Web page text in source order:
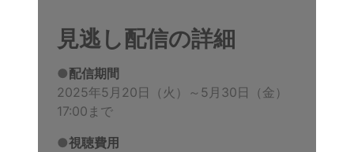
見逃し配信の詳細
●配信期間
2025年5月20日（火）～5月30日（金）
17:00まで
●視聴費用